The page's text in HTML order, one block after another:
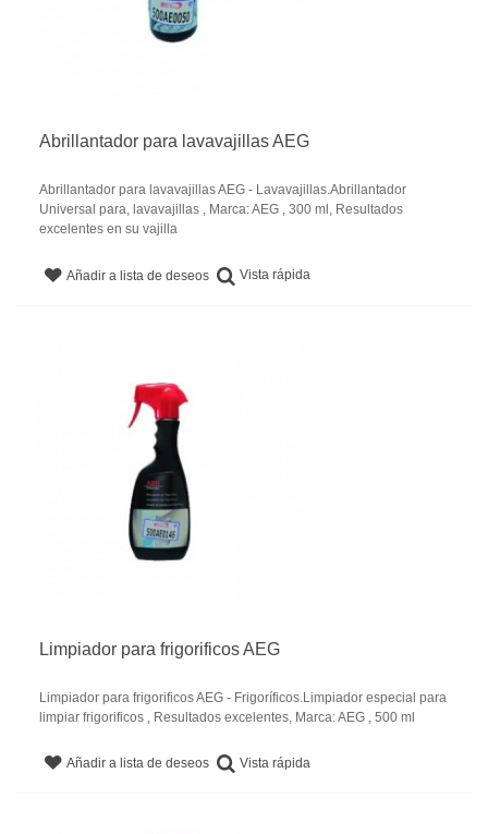
Abrillantador para lavavajillas AEG
Abrillantador para lavavajillas AEG - Lavavajillas.Abrillantador
Universal para, lavavajillas , Marca: AEG , 300 ml, Resultados
excelentes en su vajilla
Añadir a lista de deseos Vista rápida
Limpiador para frigorificos AEG
Limpiador para frigorificos AEG - Frigoríficos.Limpiador especial para
limpiar frigorificos , Resultados excelentes, Marca: AEG , 500 ml
Añadir a lista de deseos Vista rápida